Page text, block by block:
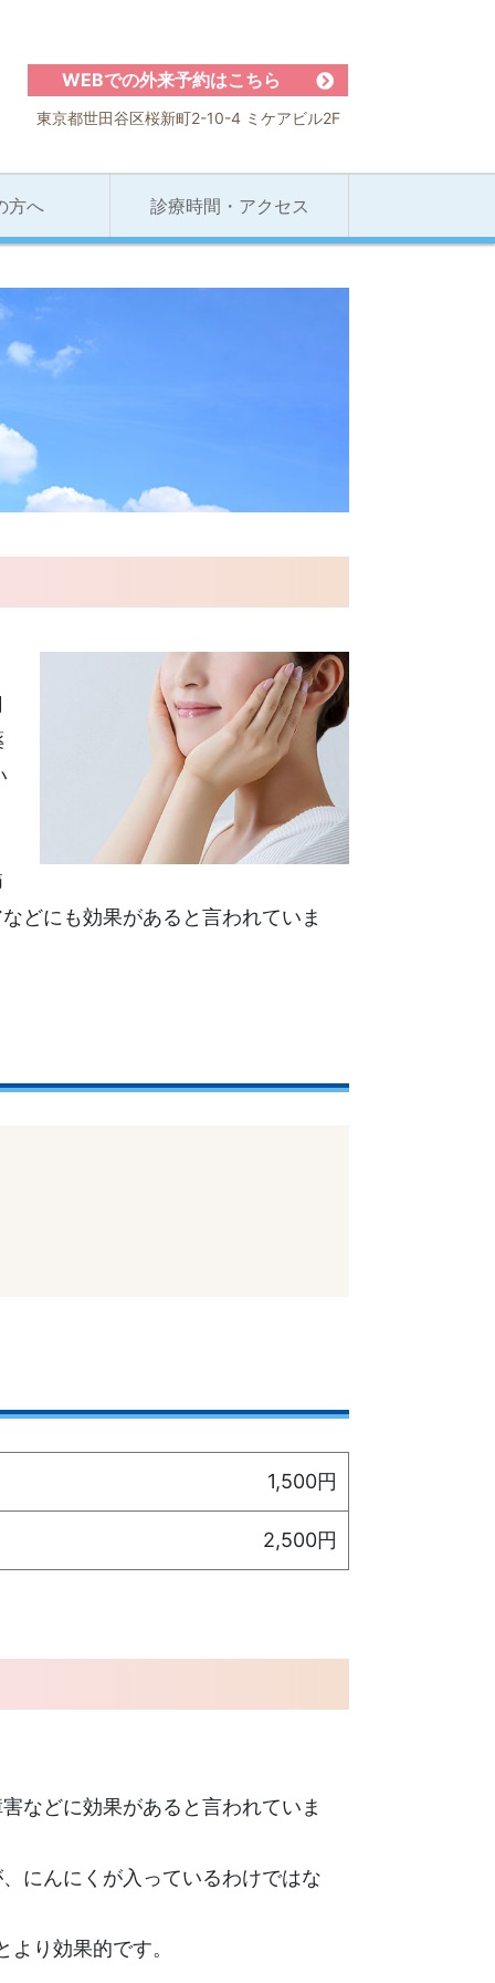
WEBでの外来予約はこちら
東京都世田谷区桜新町2-10-4 ミケアビル2F
方へ 診療時間・アクセス
どにも効果があると言われていま
1,500円
2,500円
などに効果があると言われていま
にんにくが入っているわけではな
り効果的です。